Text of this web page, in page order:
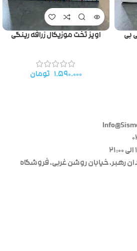
بی
اویز تخت موزیکال زرافه رینگی
۱.۵۹۰.۰۰۰ تومان
رهبر، خیابان روشن غربی، فروشگاه